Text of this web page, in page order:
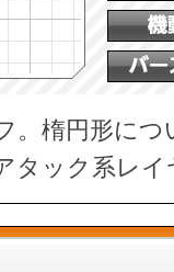
。楕円形に
タック系レイ